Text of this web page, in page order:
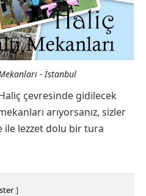
- İstanbul
çevresinde gidilecek
arıyorsanız, sizler
ile lezzet dolu bir tura